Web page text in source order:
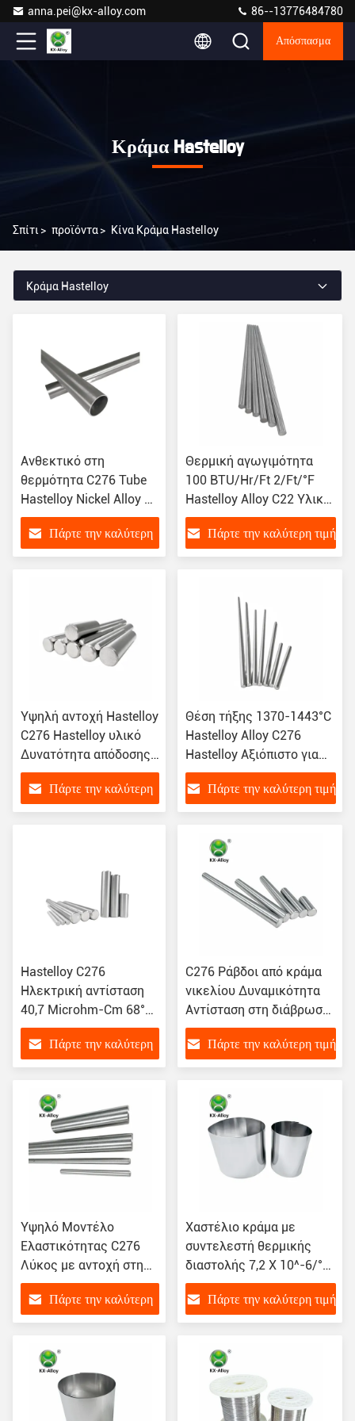
anna.pei@kx-alloy.com 86--13776484780
Απόσπασμα
Κράμα Hastelloy
Σπίτι > προϊόντα> Κίνα Κράμα Hastelloy
Κράμα Hastelloy
Ανθεκτικό στη
θερμότητα C276 Tube
Hastelloy Nickel Alloy με
θερμική αγωγιμότητα
100 BTU/Hr/Ft 2/Ft/°F
Πάρτε την καλύτερη
Θερμική αγωγιμότητα
100 BTU/Hr/Ft 2/Ft/°F
Hastelloy Alloy C22 Υλικό
Μαγνητική
διαπερατότητα 1.002
Πάρτε την καλύτερη τιμή
Υψηλή αντοχή Hastelloy
C276 Hastelloy υλικό
Δυνατότητα απόδοσης
0,2%
Πάρτε την καλύτερη
Θέση τήξης 1370-1443°C
Hastelloy Alloy C276
Hastelloy Αξιόπιστο για
υψηλό επίπεδο
Πάρτε την καλύτερη τιμή
Hastelloy C276
Ηλεκτρική αντίσταση
40,7 Microhm-Cm 68°F
υψηλό σημείο τήξης
1443°CΠάρτε την καλύτερη
C276 Ράβδοι από κράμα
νικελίου Δυναμικότητα
Αντίσταση στη διάβρωση
και την φθορά
Πάρτε την καλύτερη τιμή
Υψηλό Μοντέλο
Ελαστικότητας C276
Λύκος με αντοχή στη
διάβρωση και
πυκνότητα 8,69 G/cm3
Πάρτε την καλύτερη
Χαστέλιο κράμα με
συντελεστή θερμικής
διαστολής 7,2 X 10^-6/°F
(68-572°F)
Πάρτε την καλύτερη τιμή